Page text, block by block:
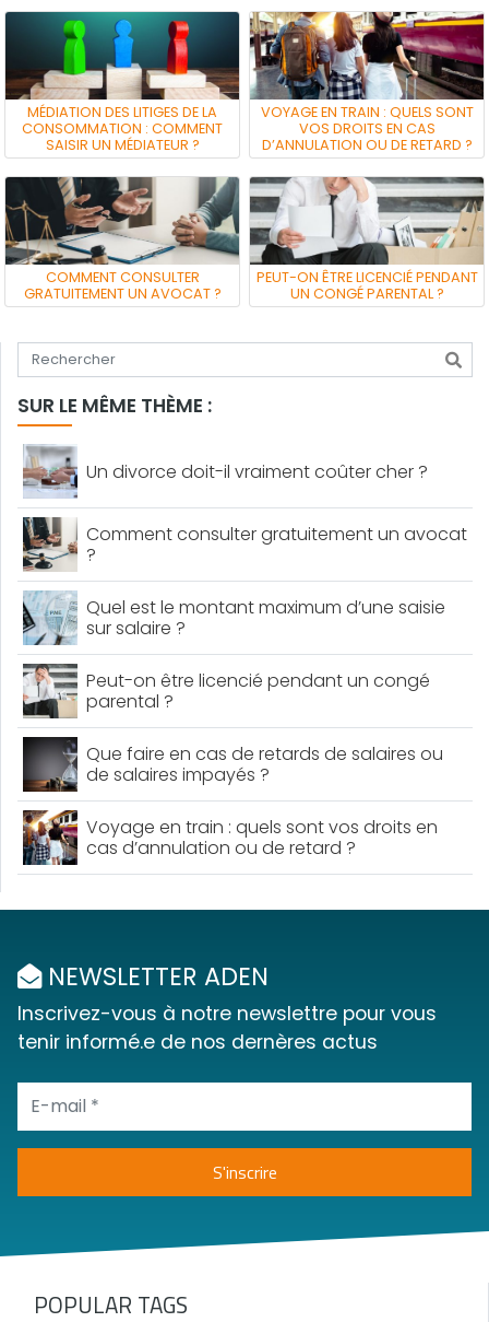
MÉDIATION DES LITIGES DE LA
CONSOMMATION : COMMENT
SAISIR UN MÉDIATEUR ?
VOYAGE EN TRAIN : QUELS SONT
VOS DROITS EN CAS
D’ANNULATION OU DE RETARD ?
COMMENT CONSULTER
GRATUITEMENT UN AVOCAT ?
PEUT-ON ÊTRE LICENCIÉ PENDANT
UN CONGÉ PARENTAL ?
Tapez votre recherche
SUR LE MÊME THÈME :
Un divorce doit-il vraiment coûter cher ?
Comment consulter gratuitement un avocat
?
Quel est le montant maximum d’une saisie
sur salaire ?
Peut-on être licencié pendant un congé
parental ?
Que faire en cas de retards de salaires ou
de salaires impayés ?
Voyage en train : quels sont vos droits en
cas d’annulation ou de retard ?
NEWSLETTER ADEN
Inscrivez-vous à notre newslettre pour vous
tenir informé.e de nos dernères actus
POPULAR TAGS